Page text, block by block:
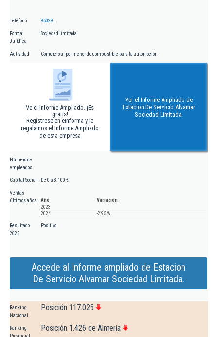
Teléfono 95029...
Forma
Jurídica
Sociedad limitada
Actividad Comercio al por menor de combustible para la automoción
Ve el Informe Ampliado. ¡Es
gratis!
Regístrese en eInforma y le
regalamos el Informe Ampliado
de esta empresa
Ver el Informe Ampliado de
Estacion De Servicio Alvamar
Sociedad Limitada.
Número de
empleados
Capital Social De 0 a 3.100 €
Ventas
últimos años
Año
Variación
2023
2024
-2,95 %
Resultado
2025
Positivo
Accede al Informe ampliado de Estacion
De Servicio Alvamar Sociedad Limitada.
Ranking
Nacional
Posición 117.025
Ranking
Posición 1.426 de Almería